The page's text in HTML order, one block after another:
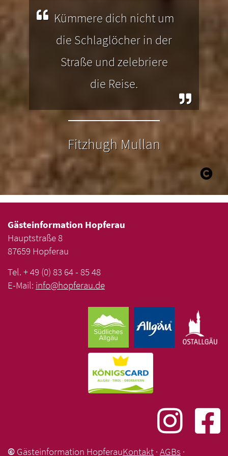
Weiher.
Kümmere dich nicht um
die Schlaglöcher in der
Straße und zelebriere
die Reise.
Fitzhugh Mullan
Gästeinformation Hopferau
Hauptstraße 8
87659 Hopferau
Tel. + 49 (0) 83 64 - 85 48
E-Mail: info@hopferau.de
© Gästeinformation HopferauKontakt · AGBs ·